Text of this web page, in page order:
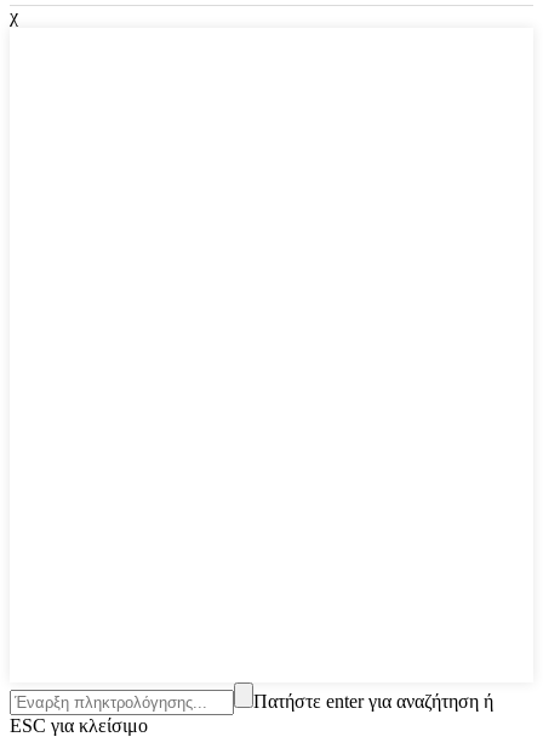
χ
Πατήστε enter για αναζήτηση ή
ESC για κλείσιμο